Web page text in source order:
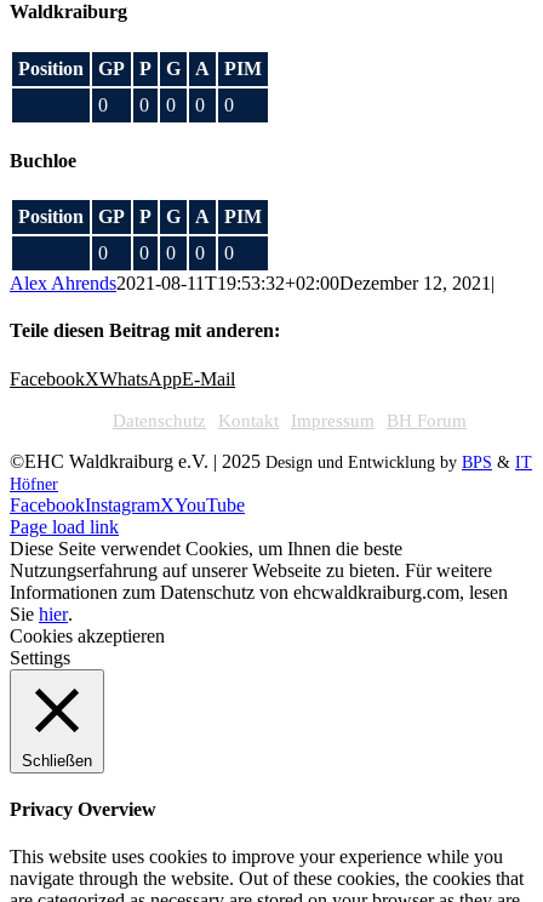
Waldkraiburg
Position GP P G A
PIM
0
0 0 0 0
Buchloe
Position GP P G A
PIM
0
0 0 0
0
Alex Ahrends2021-08-11T19:53:32+02:00Dezember 12, 2021 |
Teile diesen Beitrag mit anderen:
FacebookXWhatsAppE-Mail
Datenschutz Kontakt Impressum BH Forum
©EHC Waldkraiburg e.V. | 2025 Design und Entwicklung by BPS & IT
Höfner
FacebookInstagramXYouTube
Page load link
Diese Seite verwendet Cookies, um Ihnen die beste
Nutzungserfahrung auf unserer Webseite zu bieten. Für weitere
Informationen zum Datenschutz von ehcwaldkraiburg.com, lesen
Sie hier.
Cookies akzeptieren
Settings
Schließen
Privacy Overview
This website uses cookies to improve your experience while you
navigate through the website. Out of these cookies, the cookies that